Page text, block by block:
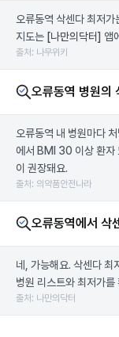
오류동역 삭센다 최저
지도는 [나만의닥터] 앱
출처: 나무위키
오류동역 병원의
오류동역 내 병원마다
에서 BMI 30 이상 환자
이 권장돼요.
출처: 의약품안전나라
오류동역에서 삭
네, 가능해요. 삭센다 최
병원 리스트와 최저가를
출처: 나만의닥터